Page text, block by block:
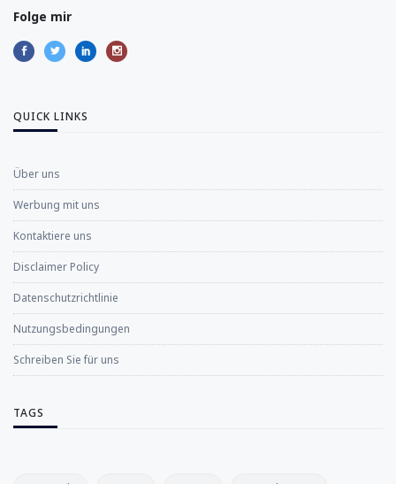
Folge mir
QUICK LINKS
Über uns
Werbung mit uns
Kontaktiere uns
Disclaimer Policy
Datenschutzrichtlinie
Nutzungsbedingungen
Schreiben Sie für uns
TAGS